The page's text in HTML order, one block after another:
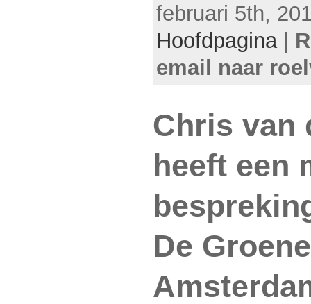
februari 5th,
Hoofdpagina|
email naar
Chris van
heeft een
De Groene